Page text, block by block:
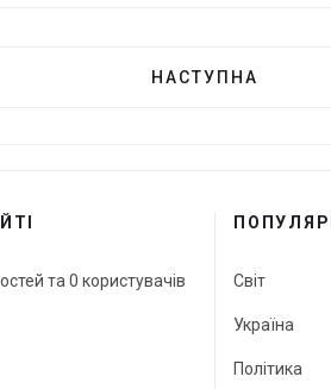
НАСТУПНА
та 0 користувачів Світ
Україна
Політика